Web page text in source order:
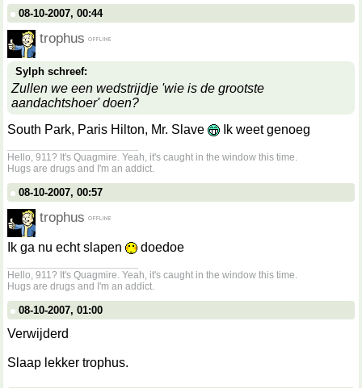
08-10-2007, 00:44
trophus
Sylph schreef:
Zullen we een wedstrijdje 'wie is de grootste
aandachtshoer' doen?
South Park, Paris Hilton, Mr. Slave
Ik weet genoeg
Hello, 911? It's Quagmire. Yeah, it's caught in the window this time.
Hugs are drugs and I'm an addict.
08-10-2007, 00:57
trophus
Ik ga nu echt slapen
doedoe
Hello, 911? It's Quagmire. Yeah, it's caught in the window this time.
Hugs are drugs and I'm an addict.
08-10-2007, 01:00
Verwijderd
Slaap lekker trophus.